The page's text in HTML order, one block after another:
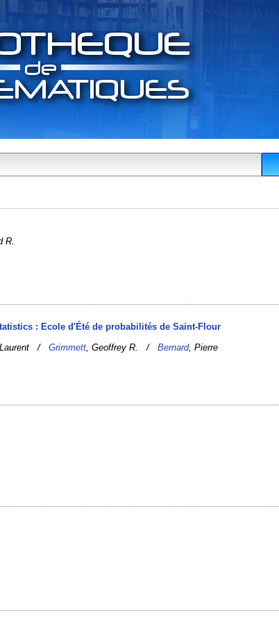
R.
: Ecole d'Été de probabilités de Saint-Flour
Laurent /Grimmett , Geoffrey R. /Bernard, Pierre